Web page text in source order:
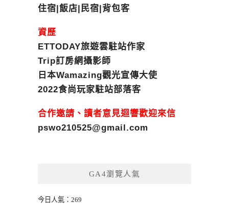
住宿|飯店|民宿|背包客
資歷
ETTODAY旅遊雲駐站作家
Trip訂房網攝影師
日本Wamazing觀光宣傳大使
2022食尚玩家駐站部落客
合作邀請、讀者意見迴響歡迎來信
pswo210525@gmail.com
GA4瀏覽人氣
今日人氣：269